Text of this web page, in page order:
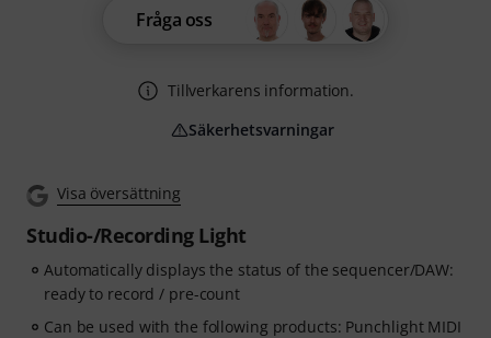
Visa översättning
Studio-/Recording Light
Automatically displays the status of the sequencer/DAW:
ready to record / pre-count
Can be used with the following products: Punchlight MIDI
Fråga oss
Tillverkarens information.
Säkerhetsvarningar